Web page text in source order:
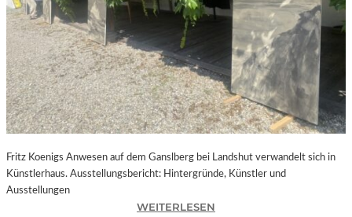
Fritz Koenigs Anwesen auf dem Ganslberg bei Landshut verwandelt sich in
Künstlerhaus. Ausstellungsbericht: Hintergründe, Künstler und
Ausstellungen
WEITERLESEN